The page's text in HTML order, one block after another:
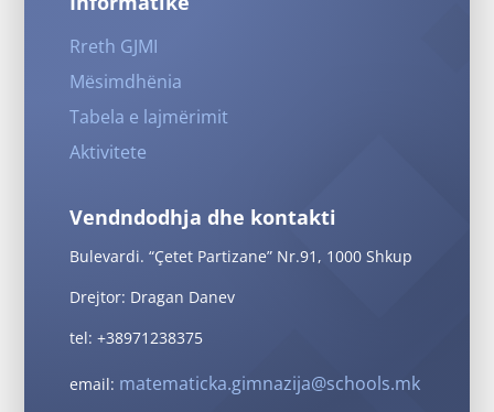
Rreth GJMI
Mësimdhënia
Tabela e lajmërimit
Aktivitete
Vendndodhja dhe kontakti
Bulevardi. “Çetet Partizane” Nr.91, 1000 Shkup
Drejtor: Dragan Danev
tel: +38971238375
email: matematicka.gimnazija@schools.mk